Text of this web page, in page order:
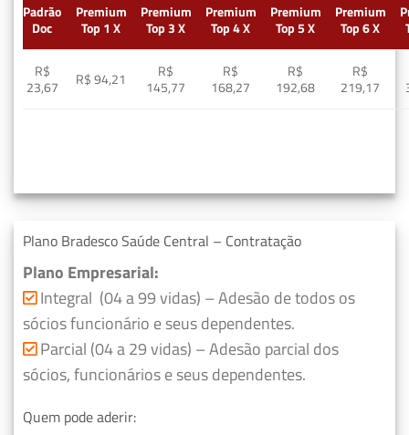
Padrão
Doc
Premium
Top 1 X
Premium
Top 3 X
Premium
Top 4 X
Premium
Top 5 X
Premium
Top 6 X
R$
23,67
R$ 94,21
R$
145,77
R$
168,27
R$
192,68
R$
219,17
Plano Bradesco Saúde Central – Contratação
Plano Empresarial:
Integral (04 a 99 vidas) – Adesão de todos os
sócios funcionário e seus dependentes.
Parcial (04 a 29 vidas) – Adesão parcial dos
sócios, funcionários e seus dependentes.
Quem pode aderir: